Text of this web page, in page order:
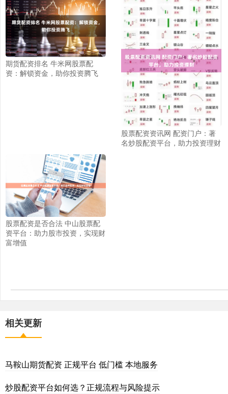
期货配资排名 牛米网股票配
资：解锁资金，助你投资腾飞
股票配资资讯网 配资门户：著
名炒股配资平台，助力投资理财
股票配资是否合法 中山股票配
资平台：助力股市投资，实现财
富增值
相关更新
马鞍山期货配资 正规平台 低门槛 本地服务
炒股配资平台如何选？正规流程与风险提示